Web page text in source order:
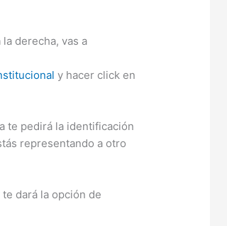
derecha, vas a
y hacer click en
te pedirá la identificación
representando a otro
dará la opción de